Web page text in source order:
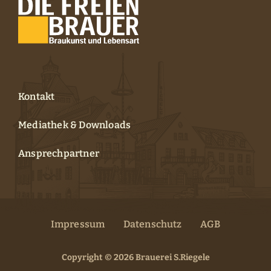
Events
Kontakt
Mediathek & Downloads
Ansprechpartner
Copyright © 2026 Brauerei S.Riegele
Impressum Datenschutz AGB